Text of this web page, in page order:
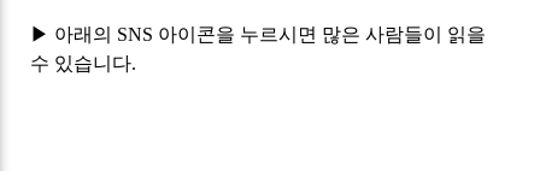
▶ 아래의 SNS 아이콘을 누르시면 많은 사람들이 읽을
수 있습니다.